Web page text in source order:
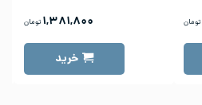
تومان ۱,۳۸۱,۸۰۰ تومان
خرید